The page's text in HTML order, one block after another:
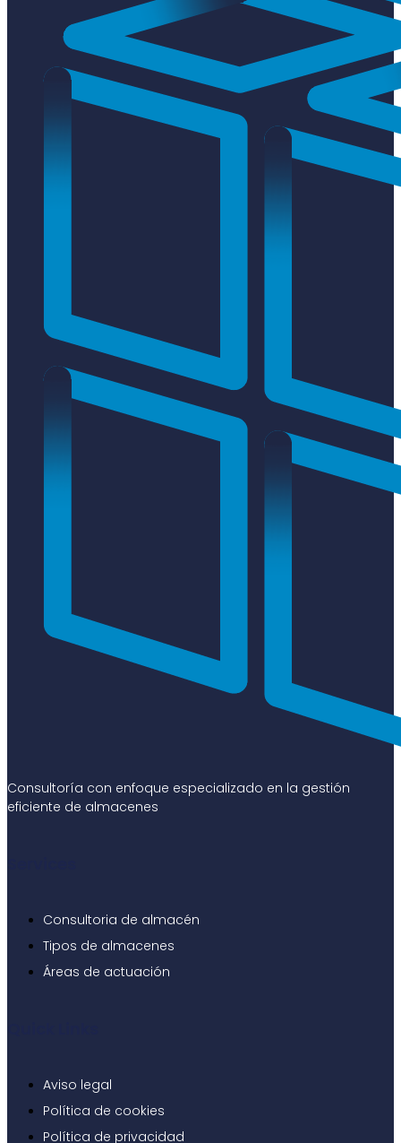
Consultoría con enfoque especializado en la gestión
eficiente de almacenes
Consultoria de almacén
Tipos de almacenes
Áreas de actuación
Aviso legal
Política de cookies
Política de privacidad